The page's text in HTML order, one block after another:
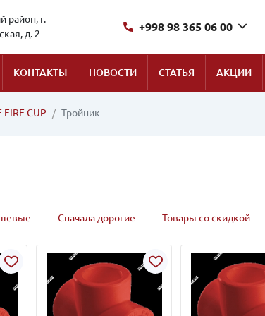
район, г.
д. 2
+998 98 365 06 00
КОНТАКТЫ НОВОСТИ СТАТЬЯ АКЦИИ
CUP Тройник
Сначала дорогие Товары со скидкой